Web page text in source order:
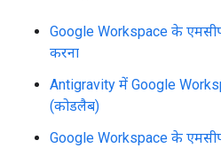
Google Workspace के
करना
Antigravity में Google
(कोडलैब)
Google Workspace के